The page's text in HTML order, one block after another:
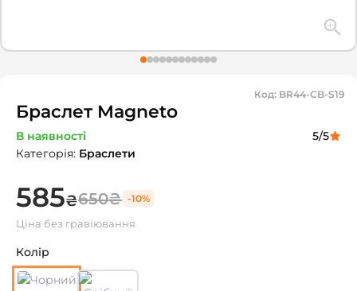
Браслет Magneto
Код: BR44-CB-S19
В наявності
Категорія: Браслети
5/5
585₴650₴ -10%
Ціна без гравіювання
Колір